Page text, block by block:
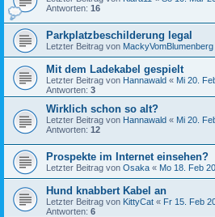
Antworten: 16
Parkplatzbeschilderung legal
Letzter Beitrag von MackyVomBlumenberg
Mit dem Ladekabel gespielt
Letzter Beitrag von Hannawald « Mi 20.
Antworten: 3
Wirklich schon so alt?
Letzter Beitrag von Hannawald « Mi 20.
Antworten: 12
Prospekte im Internet einsehen?
Letzter Beitrag von Osaka « Mo 18. Feb
Hund knabbert Kabel an
Letzter Beitrag von KittyCat « Fr 15. Feb
Antworten: 6